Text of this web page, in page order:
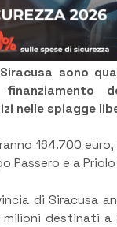
sono
nelle spiagge
164.700
Passero e a
di Siracusa
destinati a